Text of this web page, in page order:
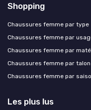
Shopping
Chaussures femme par type
Chaussures femme par
Chaussures femme par
Chaussures femme par talon
Chaussures femme par
Les plus lus